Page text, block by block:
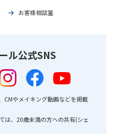
お客様相談室
ル公式SNS
CMやメイキング動画などを掲載
は、20歳未満の方への共有(シェ